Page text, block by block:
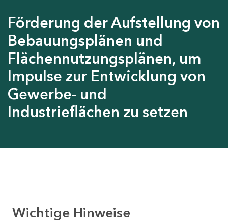
Förderung der Aufstellung von
Bebauungsplänen und
Flächennutzungsplänen, um
Impulse zur Entwicklung von
Gewerbe- und
Industrieflächen zu setzen
Wichtige Hinweise